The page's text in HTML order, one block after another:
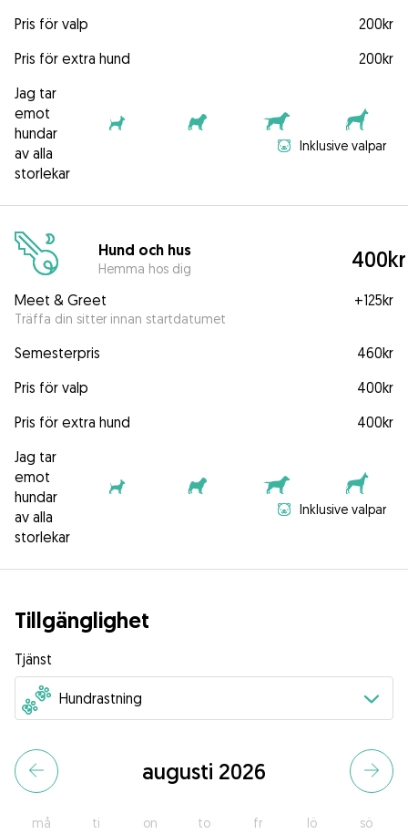
Pris för valp
200kr
Pris för extra hund
200kr
Jag tar
emot
hundar
av alla
storlekar
Inklusive valpar
Hund och hus
Hemma hos dig 400kr
Meet & Greet
Träffa din sitter innan startdatumet
+125kr
Semesterpris
460kr
Pris för valp
400kr
Pris för extra hund
400kr
Jag tar
emot
hundar
av alla
storlekar
Inklusive valpar
Tillgänglighet
Tjänst
augusti 2026
må ti on to fr lö sö